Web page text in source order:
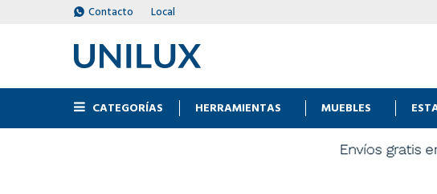
CATEGORÍAS HERRAMIENTAS MUEBLES
Contacto Local